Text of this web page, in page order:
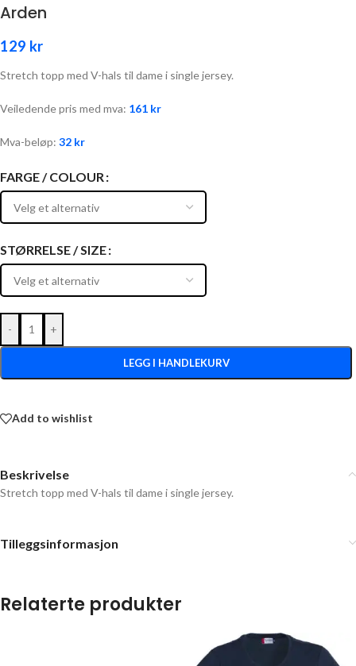
Arden
129 kr
Stretch topp med V-hals til dame i single jersey.
Veiledende pris med mva: 161 kr
Mva-beløp: 32 kr
FARGE / COLOUR
STØRRELSE / SIZE
- +
LEGG I HANDLEKURV
Add to wishlist
Beskrivelse
Stretch topp med V-hals til dame i single jersey.
Tilleggsinformasjon
Relaterte produkter